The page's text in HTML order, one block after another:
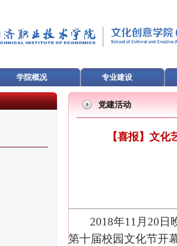
学院概况 专业建设
党建活动
【喜报】文
2018年11 月 20 日
第十届校园文化节开